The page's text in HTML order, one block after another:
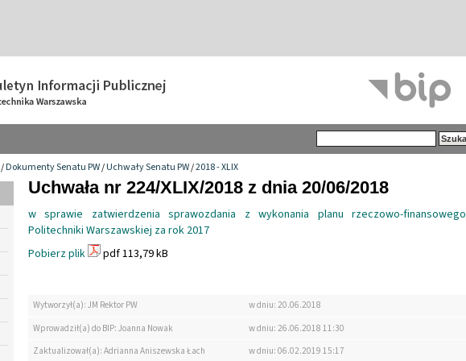
/Dokumenty Senatu PW/Uchwały Senatu PW/2018 - XLIX
Uchwała nr 224/XLIX/2018 z dnia 20/06/2018
w sprawie zatwierdzenia sprawozdania z wykonania planu rzeczowo-finansowego
Politechniki Warszawskiej za rok 2017
Pobierz plik
pdf 113,79 kB
Wytworzył(a): JM Rektor PW
w dniu: 20.06.2018
Wprowadził(a) do BIP: Joanna Nowak
w dniu: 26.06.2018 11:30
Zaktualizował(a): Adrianna Aniszewska Łach
w dniu: 06.02.2019 15:17